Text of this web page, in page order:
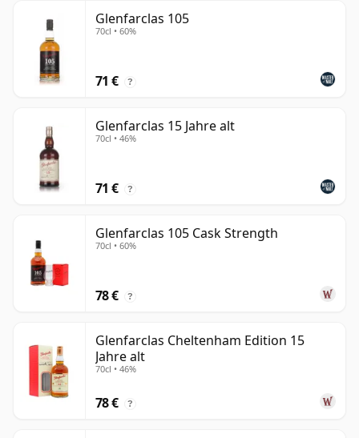
Glenfarclas 105
70cl • 60%
71 € ?
Glenfarclas 15 Jahre alt
70cl • 46%
71 € ?
Glenfarclas 105 Cask Strength
70cl • 60%
78 € ?
Glenfarclas Cheltenham Edition 15
Jahre alt
70cl • 46%
78 € ?